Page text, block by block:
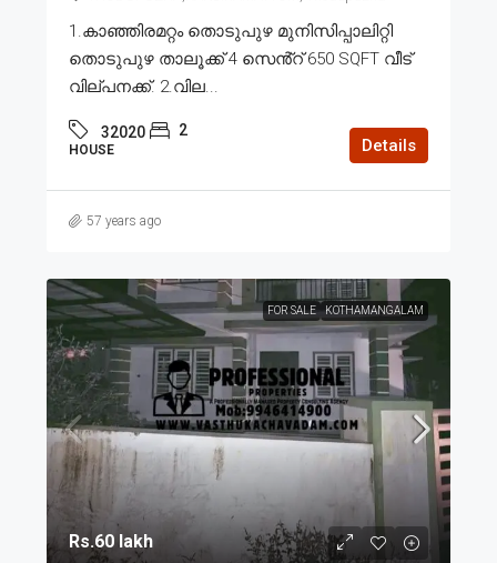
1.കാഞ്ഞിരമറ്റം തൊടുപുഴ മുനിസിപ്പാലിറ്റി
തൊടുപുഴ താലൂക്ക് 4 സെൻ്റ് 650 SQFT വീട്
വില്പനക്ക്. 2.വില...
32020 2
HOUSE Details
57 years ago
FOR SALE KOTHAMANGALAM
Rs.60 lakh